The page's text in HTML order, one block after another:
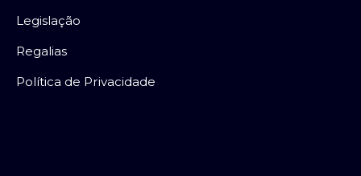
Legislação
Regalias
Política de Privacidade